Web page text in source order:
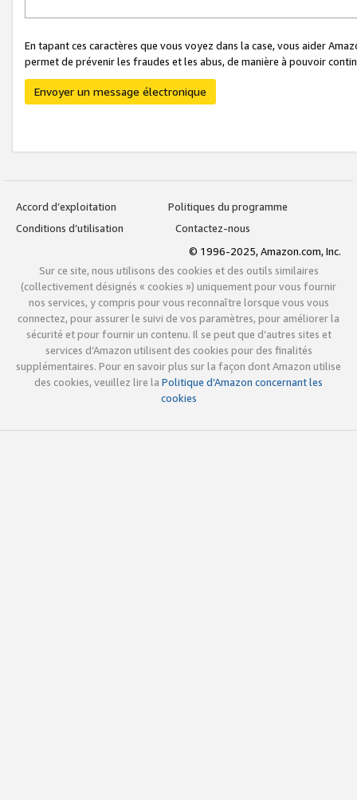
En tapant ces caractères que vous voyez dans la case, vous aider
permet de prévenir les fraudes et les abus, de manière à pouvoir
Envoyer un message électronique
Accord d’exploitation
Politiques du programme
Conditions d’utilisation
Contactez-nous
© 1996-2025, Amazon.com, Inc.
Sur ce site, nous utilisons des cookies et des outils similaires
(collectivement désignés « cookies ») uniquement pour vous fournir
nos services, y compris pour vous reconnaître lorsque vous vous
connectez, pour assurer le suivi de vos paramètres, pour améliorer la
sécurité et pour fournir un contenu. Il se peut que d’autres sites et
services d’Amazon utilisent des cookies pour des finalités
supplémentaires. Pour en savoir plus sur la façon dont Amazon utilise
des cookies, veuillez lire la Politique d’Amazon concernant les
cookies